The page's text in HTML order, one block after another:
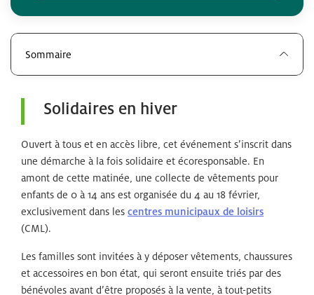
Sommaire
Solidaires en hiver
Ouvert à tous et en accès libre, cet événement s’inscrit dans
une démarche à la fois solidaire et écoresponsable. En
amont de cette matinée, une collecte de vêtements pour
enfants de 0 à 14 ans est organisée du 4 au 18 février,
exclusivement dans les centres municipaux de loisirs
(CML).
Les familles sont invitées à y déposer vêtements, chaussures
et accessoires en bon état, qui seront ensuite triés par des
bénévoles avant d’être proposés à la vente, à tout-petits